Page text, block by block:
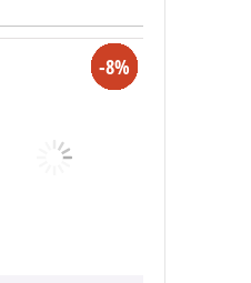
-8%
-4%
-3%
-10%
-5%
-8%
-8%
-8%
-10%
-9%
-5%
-9%
-25%
-25%
-8%
-5%
-3%
-8%